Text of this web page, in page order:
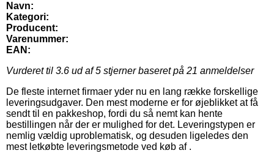
Navn:
Kategori:
Producent:
Varenummer:
EAN:
Vurderet til 3.6 ud af 5 stjerner baseret på 21 anmeldelser
De fleste internet firmaer yder nu en lang række forskellige
leveringsudgaver. Den mest moderne er for øjeblikket at få
sendt til en pakkeshop, fordi du så nemt kan hente
bestillingen når der er mulighed for det. Leveringstypen er
nemlig vældig uproblematisk, og desuden ligeledes den
mest letkøbte leveringsmetode ved køb af .